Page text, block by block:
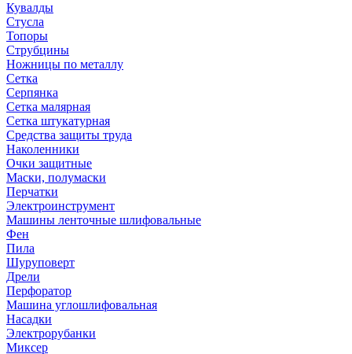
Кувалды
Стусла
Топоры
Струбцины
Ножницы по металлу
Сетка
Серпянка
Сетка малярная
Сетка штукатурная
Средства защиты труда
Наколенники
Очки защитные
Маски, полумаски
Перчатки
Электроинструмент
Машины ленточные шлифовальные
Фен
Пила
Шуруповерт
Дрели
Перфоратор
Машина углошлифовальная
Насадки
Электрорубанки
Миксер